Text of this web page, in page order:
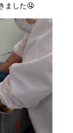
ました🤤